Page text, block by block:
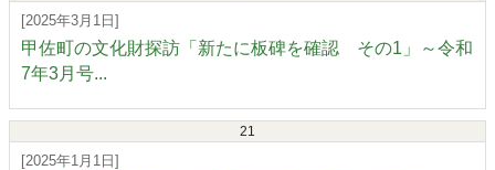
[2025年3月1日]
甲佐町の文化財探訪「新たに板碑を確認 その1」～令和
7年3月号...
21
[2025年1月1日]